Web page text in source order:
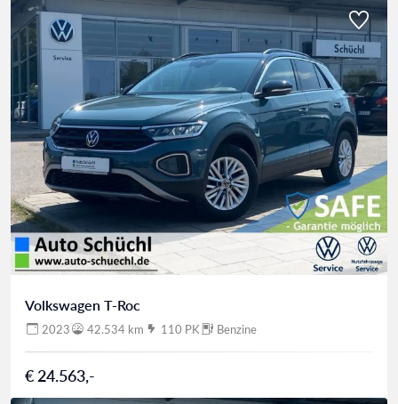
Volkswagen T-Roc
2023 42.534 km 110 PK Benzine
€ 24.563,-